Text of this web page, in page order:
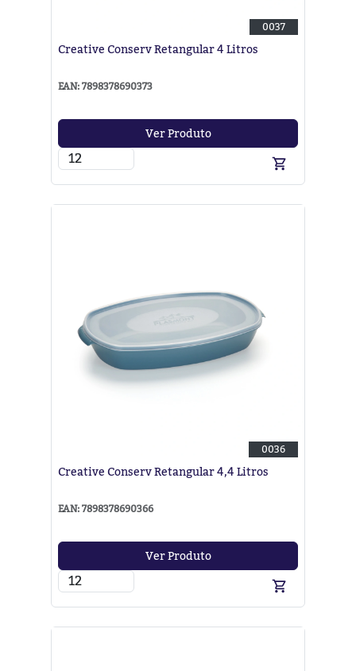
0037
Creative Conserv Retangular 4 Litros
EAN: 7898378690373
Ver Produto
0036
Creative Conserv Retangular 4,4 Litros
EAN: 7898378690366
Ver Produto